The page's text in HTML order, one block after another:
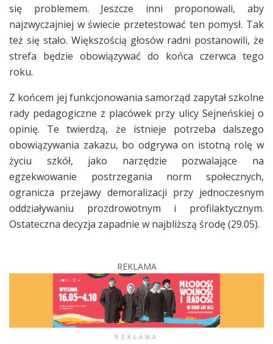
się problemem. Jeszcze inni proponowali, aby
najzwyczajniej w świecie przetestować ten pomysł. Tak
też się stało. Większością głosów radni postanowili, że
strefa będzie obowiązywać do końca czerwca tego
roku.
Z końcem jej funkcjonowania samorząd zapytał szkolne
rady pedagogiczne z placówek przy ulicy Sejneńskiej o
opinię. Te twierdzą, że istnieje potrzeba dalszego
obowiązywania zakazu, bo odgrywa on istotną rolę w
życiu szkół, jako narzędzie pozwalające na
egzekwowanie postrzegania norm społecznych,
ogranicza przejawy demoralizacji przy jednoczesnym
oddziaływaniu prozdrowotnym i profilaktycznym.
Ostateczna decyzja zapadnie w najbliższą środę (29.05).
REKLAMA
REKLAMA